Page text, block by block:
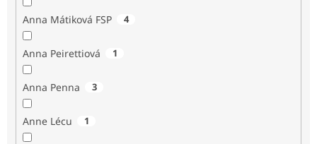
Anna Mátiková FSP 4
Anna Peirettiová 1
Anna Penna 3
Anne Lécu 1